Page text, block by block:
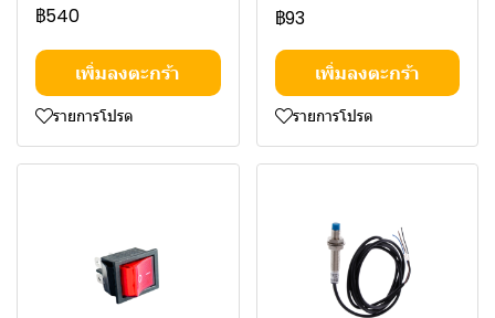
฿540
เพิ่มลงตะกร้า
รายการโปรด
฿93
เพิ่มลงตะกร้า
รายการโปรด